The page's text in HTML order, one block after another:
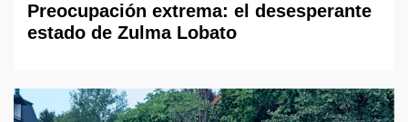
Preocupación extrema: el desesperante
estado de Zulma Lobato